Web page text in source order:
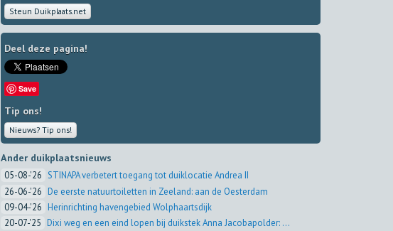
Steun Duikplaats.net
Deel deze pagina!
Save
Tip ons!
Nieuws? Tip ons!
Ander duikplaatsnieuws
05-08-'26 STINAPA verbetert toegang tot duiklocatie Andrea II
26-06-'26 De eerste natuurtoiletten in Zeeland: aan de Oesterdam
09-04-'26 Herinrichting havengebied Wolphaartsdijk
20-07-'25 Dixi weg en een eind lopen bij duikstek Anna Jacobapolder: ...